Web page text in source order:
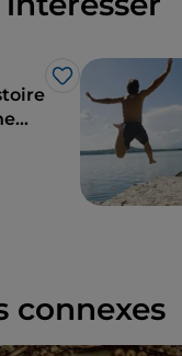
J’aime
connexes